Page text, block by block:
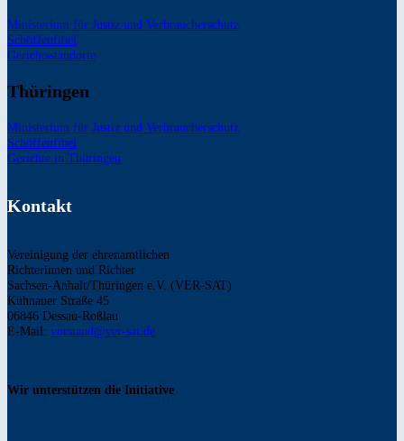
Ministerium für Justiz und Verbraucherschutz
Schöffenfibel
Gerichtsstandorte
Thüringen
Ministerium für Justiz und Verbraucherschutz
Schöffenfibel
Gerichte in Thüringen
Kontakt
Vereinigung der ehrenamtlichen
Richterinnen und Richter
Sachsen-Anhalt/Thüringen e.V. (VER-SAT)
Kühnauer Straße 45
06846 Dessau-Roßlau
E-Mail: vorstand@ver-sat.de
Wir unterstützen die Initiative